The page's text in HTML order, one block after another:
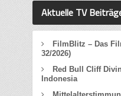
Aktuelle TV
FilmBlitz – Das
32/2026)
Red Bull Cliff
Indonesia